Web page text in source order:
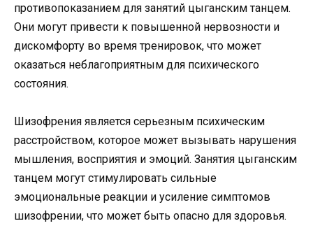
противопоказанием для занятий цыганским танцем.
Они могут привести к повышенной нервозности и
дискомфорту во время тренировок, что может
оказаться неблагоприятным для психического
состояния.
Шизофрения является серьезным психическим
расстройством, которое может вызывать нарушения
мышления, восприятия и эмоций. Занятия цыганским
танцем могут стимулировать сильные
эмоциональные реакции и усиление симптомов
шизофрении, что может быть опасно для здоровья.